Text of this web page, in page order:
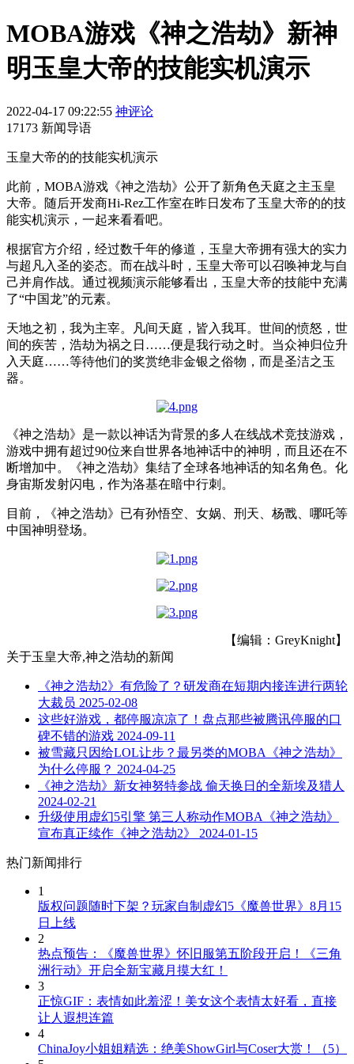
MOBA游戏《神之浩劫》新神
明玉皇大帝的技能实机演示
2022-04-17 09:22:55 神评论
17173 新闻导语
玉皇大帝的的技能实机演示
此前， MOBA游戏《神之浩劫》公开了新角色天庭之主玉皇
大帝。随后开发商Hi-Rez工作室在昨日发布了玉皇大帝的的技
能实机演示，一起来看看吧。
根据官方介绍，经过数千年的修道，玉皇大帝拥有强大的实力
与超凡入圣的姿态。而在战斗时，玉皇大帝可以召唤神龙与自
己并肩作战。通过视频演示能够看出，玉皇大帝的技能中充满
了“中国龙”的元素。
天地之初，我为主宰。凡间天庭，皆入我耳。世间的愤怒，世
间的疾苦，浩劫为祸之日……便是我行动之时。当众神归位升
入天庭……等待他们的奖赏绝非金银之俗物，而是圣洁之玉
器。
《神之浩劫》是一款以神话为背景的多人在线战术竞技游戏，
游戏中拥有超过90位来自世界各地神话中的神明，而且还在不
断增加中。《神之浩劫》集结了全球各地神话的知名角色。化
身宙斯发射闪电，作为洛基在暗中行刺。
目前，《神之浩劫》已有孙悟空、女娲、刑天、杨戬、哪吒等
中国神明登场。
【编辑：GreyKnight】
关于玉皇大帝,神之浩劫的新闻
《神之浩劫2》有危险了？研发商在短期内接连进行两轮
大裁员 2025-02-08
这些好游戏，都停服凉凉了！盘点那些被腾讯停服的口
碑不错的游戏 2024-09-11
被雪藏只因给LOL让步？最另类的MOBA《神之浩劫》
为什么停服？ 2024-04-25
《神之浩劫》新女神努特参战 偷天换日的全新埃及猎人
2024-02-21
升级使用虚幻5引擎 第三人称动作MOBA《神之浩劫》
宣布真正续作《神之浩劫2》
2024-01-15
热门新闻排行
1
版权问题随时下架？玩家自制虚幻5《魔兽世界》8月15
日上线
2
热点预告：《魔兽世界》怀旧服第五阶段开启！《三角
洲行动》开启全新宝藏月摸大红！
3
正惊GIF：表情如此羞涩！美女这个表情太好看，直接
让人遐想连篇
4
ChinaJoy小姐姐精选：绝美ShowGirl与Coser大赏！（5）